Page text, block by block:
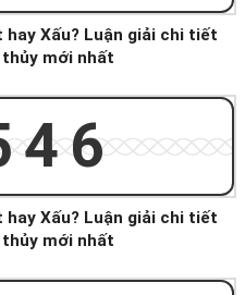
hay Xấu? Luận giải chi tiết
mới nhất
hay Xấu? Luận giải chi tiết
mới nhất